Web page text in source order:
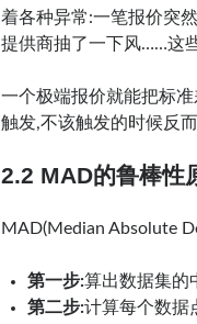
着各种异常:一笔报价突
提供商抽了一下风……这
一个极端报价就能把标
触发,不该触发的时候反而
2.2 MAD的鲁棒性
MAD(Median Absolute
第一步:算出数据集的
第二步:计算每个数据